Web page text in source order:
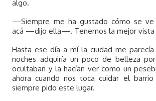
algo.
—Siempre me ha gustado cómo se ve
acá —dijo ella—. Tenemos la mejor vista
Hasta ese día a mí la ciudad me
noches adquiría un poco de belleza
ocultaban y la hacían ver como un
ahora cuando nos toca cuidar el barrio
siempre pido este lugar.